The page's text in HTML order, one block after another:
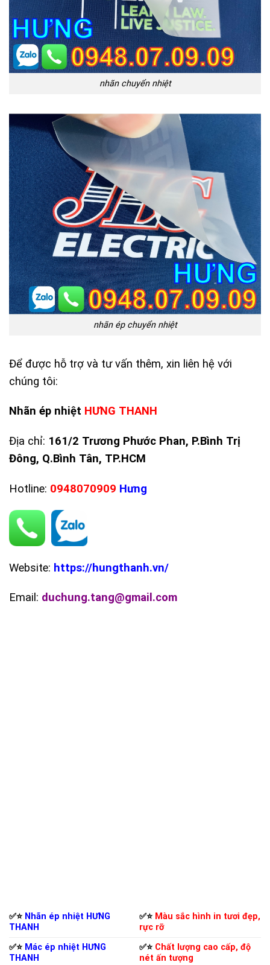
nhãn chuyển nhiệt
nhãn ép chuyển nhiệt
Để được hỗ trợ và tư vấn thêm, xin liên hệ với
chúng tôi:
Nhãn ép nhiệt HƯNG THANH
Địa chỉ: 161/2 Trương Phước Phan, P.Bình Trị
Đông, Q.Bình Tân, TP.HCM
Hotline: 0948070909 Hưng
Website: https://hungthanh.vn/
Email: duchung.tang@gmail.com
✅⭐️ Nhãn ép nhiệt HƯNG
THANH
✅⭐️ Màu sắc hình in tươi đẹp,
rực rỡ
✅⭐️ Mác ép nhiệt HƯNG
THANH
✅⭐️ Chất lượng cao cấp, độ
nét ấn tượng